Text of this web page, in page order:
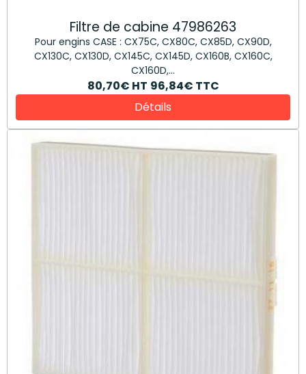
Filtre de cabine 47986263
Pour engins CASE : CX75C, CX80C, CX85D, CX90D,
CX130C, CX130D, CX145C, CX145D, CX160B, CX160C,
CX160D,...
80,70€ HT 96,84€ TTC
Détails